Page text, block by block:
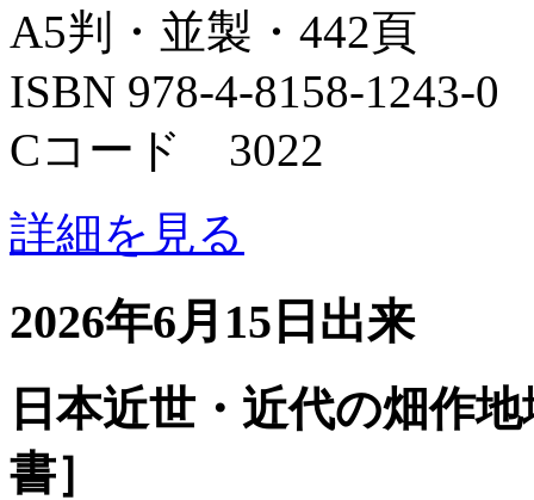
A5判・並製・442頁
ISBN 978-4-8158-1243-0
Cコード 3022
詳細を見る
2026年6月15日出来
日本近世・近代の畑作
書］